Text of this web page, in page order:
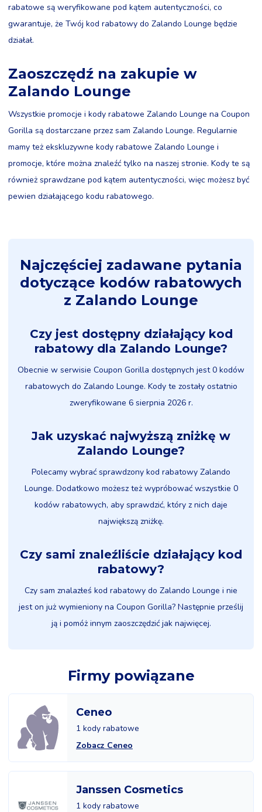
rabatowe są weryfikowane pod kątem autentyczności, co
gwarantuje, że Twój kod rabatowy do Zalando Lounge będzie
działał.
Zaoszczędź na zakupie w
Zalando Lounge
Wszystkie promocje i kody rabatowe Zalando Lounge na Coupon
Gorilla są dostarczane przez sam Zalando Lounge. Regularnie
mamy też ekskluzywne kody rabatowe Zalando Lounge i
promocje, które można znaleźć tylko na naszej stronie. Kody te są
również sprawdzane pod kątem autentyczności, więc możesz być
pewien działającego kodu rabatowego.
Najczęściej zadawane pytania
dotyczące kodów rabatowych
z Zalando Lounge
Czy jest dostępny działający kod
rabatowy dla Zalando Lounge?
Obecnie w serwisie Coupon Gorilla dostępnych jest 0 kodów
rabatowych do Zalando Lounge. Kody te zostały ostatnio
zweryfikowane 6 sierpnia 2026 r.
Jak uzyskać najwyższą zniżkę w
Zalando Lounge?
Polecamy wybrać sprawdzony kod rabatowy Zalando
Lounge. Dodatkowo możesz też wypróbować wszystkie 0
kodów rabatowych, aby sprawdzić, który z nich daje
największą zniżkę.
Czy sami znaleźliście działający kod
rabatowy?
Czy sam znalazłeś kod rabatowy do Zalando Lounge i nie
jest on już wymieniony na Coupon Gorilla? Następnie prześlij
ją i pomóż innym zaoszczędzić jak najwięcej.
Firmy powiązane
Ceneo
1 kody rabatowe
Zobacz Ceneo
Janssen Cosmetics
1 kody rabatowe